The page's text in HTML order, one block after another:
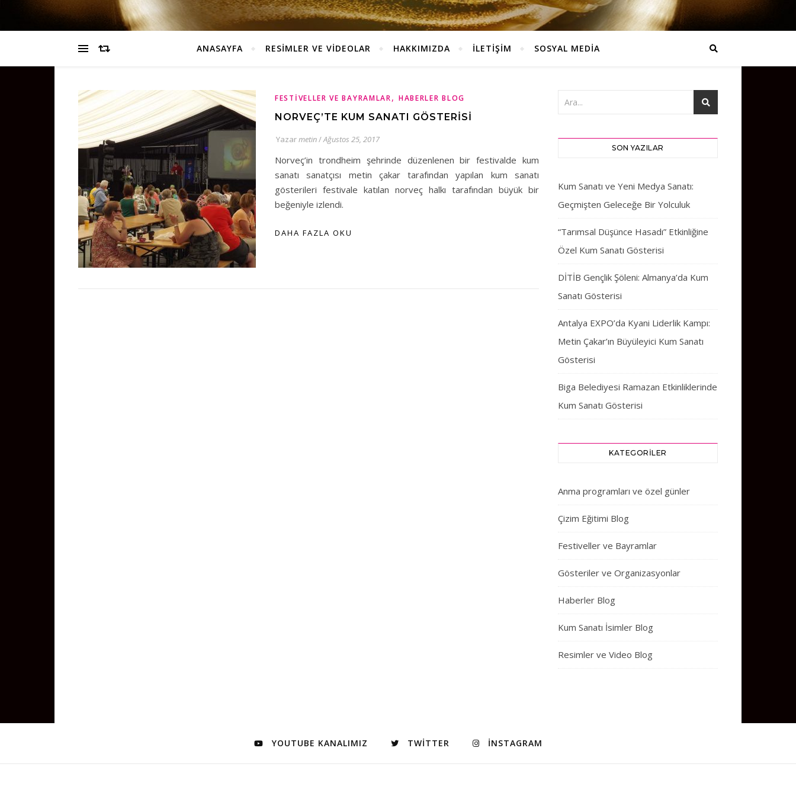
ANASAYFA RESİMLER VE VİDEOLAR HAKKIMIZDA İLETİŞİM SOSYAL MEDİA
FESTIVELLER VE BAYRAMLAR, HABERLER BLOG
NORVEÇ’TE KUM SANATI GÖSTERISI
Yazarmetin/Ağustos 25, 2017
Norveç’in trondheim şehrinde düzenlenen bir festivalde kum
sanatı sanatçısı metin çakar tarafından yapılan kum sanatı
gösterileri festivale katılan norveç halkı tarafından büyük bir
beğeniyle izlendi.
DAHA FAZLA OKU
SON YAZILAR
Kum Sanatı ve Yeni Medya Sanatı:
Geçmişten Geleceğe Bir Yolculuk
“Tarımsal Düşünce Hasadı” Etkinliğine
Özel Kum Sanatı Gösterisi
DİTİB Gençlik Şöleni: Almanya’da Kum
Sanatı Gösterisi
Antalya EXPO’da Kyani Liderlik Kampı:
Metin Çakar’ın Büyüleyici Kum Sanatı
Gösterisi
Biga Belediyesi Ramazan Etkinliklerinde
Kum Sanatı Gösterisi
KATEGORILER
Anma programları ve özel günler
Çizim Eğitimi Blog
Festiveller ve Bayramlar
Gösteriler ve Organizasyonlar
Haberler Blog
Kum Sanatı İsimler Blog
Resimler ve Video Blog
YOUTUBE KANALIMIZ TWITTER INSTAGRAM